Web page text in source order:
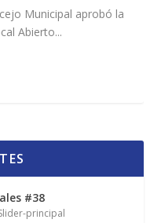
Municipal aprobó la
Abierto...
#38
principal